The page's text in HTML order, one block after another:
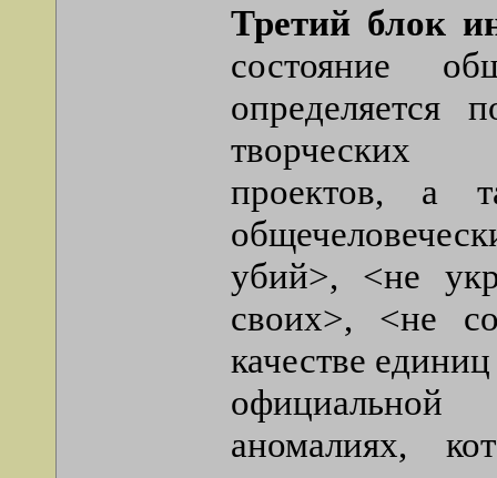
Третий блок
состояние
определяется
творческих
проектов, а
убий>, <не
своих>, <не
качестве
аномалиях,